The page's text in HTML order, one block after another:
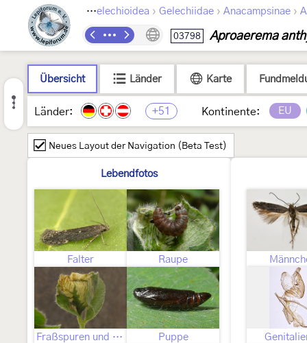
Lepidoptera › Gelechioidea › Gelechiidae › Anacampsinae ›
03798 Aproaerema
Übersicht Länder Karte
Länder: +51 Kontinente: EU
Neues Layout der Navigation (Beta Test)
Lebendfotos
Falter Raupe
Fraßspuren und Befallsbild Puppe